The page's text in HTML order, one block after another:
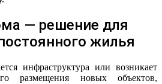
— решение для
жилья
инфраструктура или возникает
размещения новых объектов,